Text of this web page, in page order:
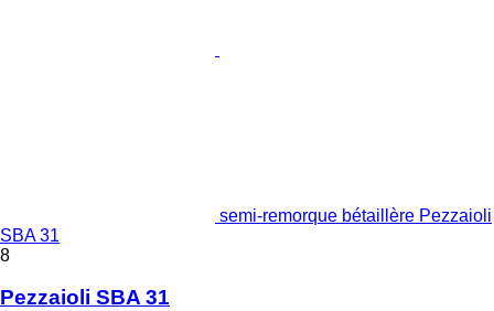
semi-remorque bétaillère Pezzaioli
SBA 31
8
Pezzaioli SBA 31